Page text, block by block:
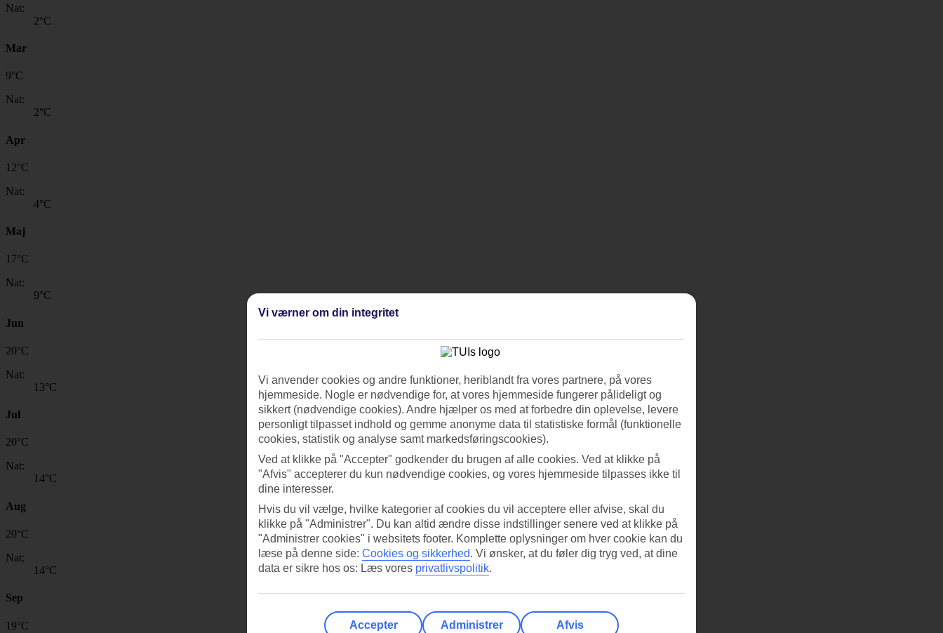
Nat:
2°C
Mar
9°C
Nat:
2°C
Apr
12°C
Nat:
4°C
Maj
17°C
Nat:
9°C
Jun
20°C
Nat:
13°C
Jul
20°C
Nat:
14°C
Aug
20°C
Nat:
14°C
Sep
19°C
Vi værner om din integritet
Vi anvender cookies og andre funktioner, heriblandt fra vores partnere, på vores
hjemmeside. Nogle er nødvendige for, at vores hjemmeside fungerer pålideligt og
sikkert (nødvendige cookies). Andre hjælper os med at forbedre din oplevelse, levere
personligt tilpasset indhold og gemme anonyme data til statistiske formål (funktionelle
cookies, statistik og analyse samt markedsføringscookies).
Ved at klikke på "Accepter" godkender du brugen af alle cookies. Ved at klikke på
"Afvis" accepterer du kun nødvendige cookies, og vores hjemmeside tilpasses ikke til
dine interesser.
Hvis du vil vælge, hvilke kategorier af cookies du vil acceptere eller afvise, skal du
klikke på "Administrer". Du kan altid ændre disse indstillinger senere ved at klikke på
"Administrer cookies" i websitets footer. Komplette oplysninger om hver cookie kan du
læse på denne side: Cookies og sikkerhed. Vi ønsker, at du føler dig tryg ved, at dine
data er sikre hos os: Læs vores privatlivspolitik.
Accepter Administrer Afvis